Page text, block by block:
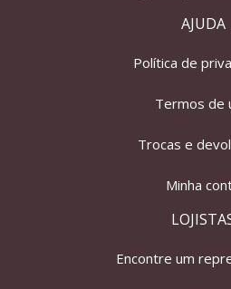
AJUDA
Política de
Termos de
Trocas e
Minha
Encontre um